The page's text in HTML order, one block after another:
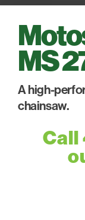
MS
A high-
chainsaw.
Call